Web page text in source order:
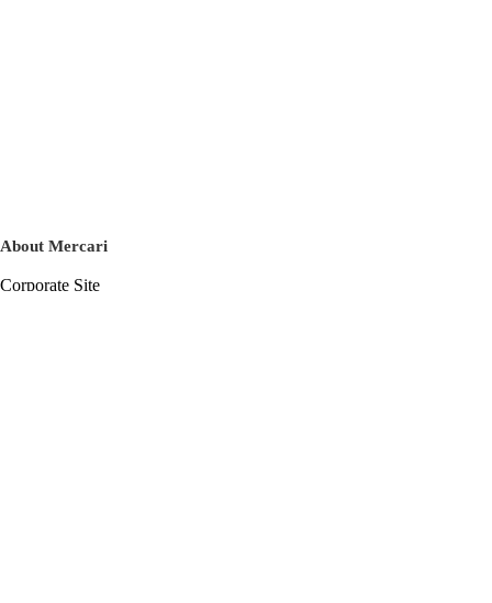
About Mercari
Corporate Site